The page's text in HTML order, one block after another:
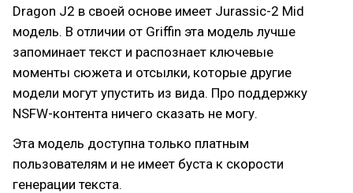
Dragon J2 в своей основе имеет Jurassic-2 Mid
модель. В отличии от Griffin эта модель лучше
запоминает текст и распознает ключевые
моменты сюжета и отсылки, которые другие
модели могут упустить из вида. Про поддержку
NSFW-контента ничего сказать не могу.
Эта модель доступна только платным
пользователям и не имеет буста к скорости
генерации текста.